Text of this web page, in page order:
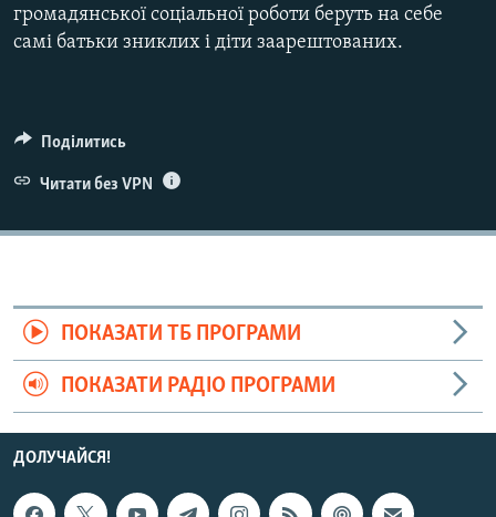
громадянської соціальної роботи беруть на себе
самі батьки зниклих і діти заарештованих.
Поділитись
Читати без VPN
ПОКАЗАТИ ТБ ПРОГРАМИ
ПОКАЗАТИ РАДІО ПРОГРАМИ
ДОЛУЧАЙСЯ!